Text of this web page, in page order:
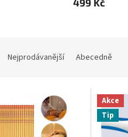
499 Kč
Nejprodávanější Abecedně
Akce
Tip